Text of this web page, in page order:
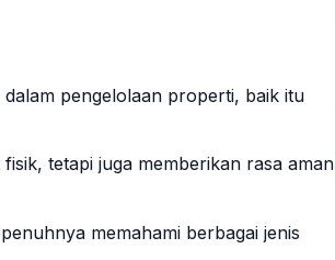
pengelolaan properti, baik itu
tetapi juga memberikan rasa aman
memahami berbagai jenis